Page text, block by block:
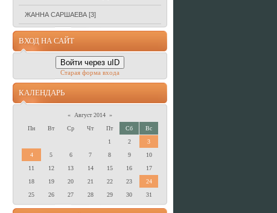
ЖАННА САРШАЕВА [3]
ВХОД НА САЙТ
Войти через uID
Старая форма входа
КАЛЕНДАРЬ
« Август 2014 »
Пн
Вт Ср Чт Пт Сб
Вс
1
2
3
4
5 6 7 8 9
10
11
12 13 14 15 16
17
18
19 20 21 22 23
24
25
26 27 28 29 30 31